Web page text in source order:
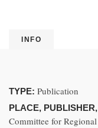
INFO
TYPE: Publication
PLACE,
Committee for